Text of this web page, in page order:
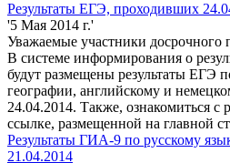
Результаты ЕГЭ, проходивших
'5 Мая 2014 г.'
Уважаемые участники досрочного
В системе информирования о
будут размещены результаты ЕГЭ
географии, английскому и
24.04.2014. Также, ознакомиться с
ссылке, размещенной на главной
Результаты ГИА-9 по русскому
21.04.2014